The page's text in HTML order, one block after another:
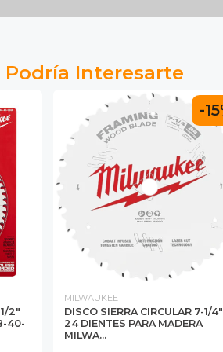
Interesarte
2"
40-
-
MILWAUKEE
DISCO SIERRA CIRCULAR 7-1/4"
24 DIENTES PARA MADERA
MILWA...